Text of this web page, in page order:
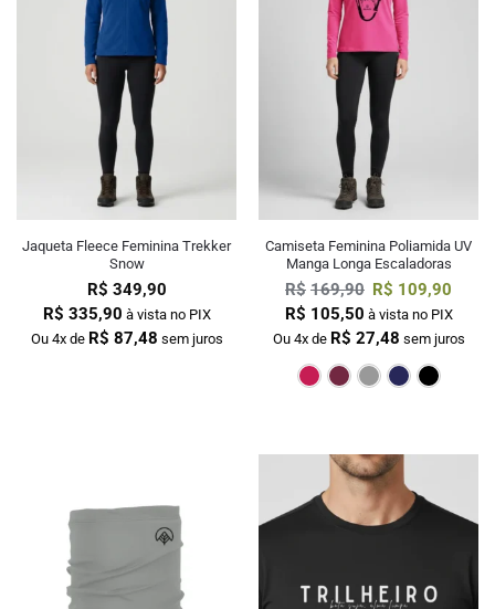
Jaqueta Fleece Feminina Trekker
Snow
R$ 349,90
R$ 335,90 à vista no PIX
Ou 4x de R$ 87,48 sem juros
Camiseta Feminina Poliamida UV
Manga Longa Escaladoras
R$ 169,90 R$ 109,90
R$ 105,50 à vista no PIX
Ou 4x de R$ 27,48 sem juros
PinkBordô